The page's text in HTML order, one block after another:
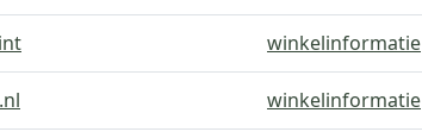
winkelinformatie
winkelinformatie